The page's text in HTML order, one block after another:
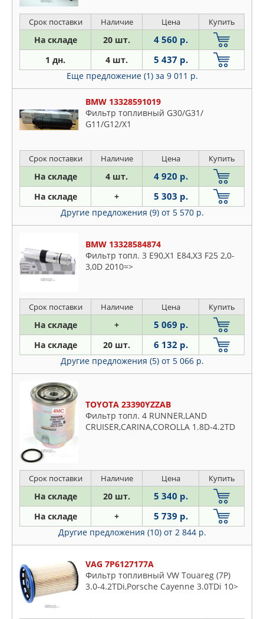
Срок поставки Наличие Цена Купить
На складе 20 шт. 4 560 р.
1 дн. 4 шт. 5 437 р.
Еще предложение (1) за 9 011 р.
BMW 13328591019
Фильтр топливный G30/G31/
G11/G12/X1
Срок поставки Наличие Цена Купить
На складе 4 шт. 4 920 р.
На складе + 5 303 р.
Другие предложения (9) от 5 570 р.
BMW 13328584874
Фильтр топл. 3 E90,X1 E84,X3 F25 2,0-
3,0D 2010=>
Срок поставки Наличие Цена Купить
На складе + 5 069 р.
На складе 20 шт. 6 132 р.
Другие предложения (5) от 5 066 р.
TOYOTA 23390YZZAB
Фильтр топл. 4 RUNNER,LAND
CRUISER,CARINA,COROLLA 1.8D-4.2TD
Срок поставки Наличие Цена Купить
На складе 20 шт. 5 340 р.
На складе + 5 739 р.
Другие предложения (10) от 2 844 р.
VAG 7P6127177A
Фильтр топливный VW Touareg (7P)
3.0-4.2TDi,Porsche Cayenne 3.0TDi 10>